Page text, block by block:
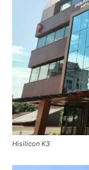
Hisilicon K3